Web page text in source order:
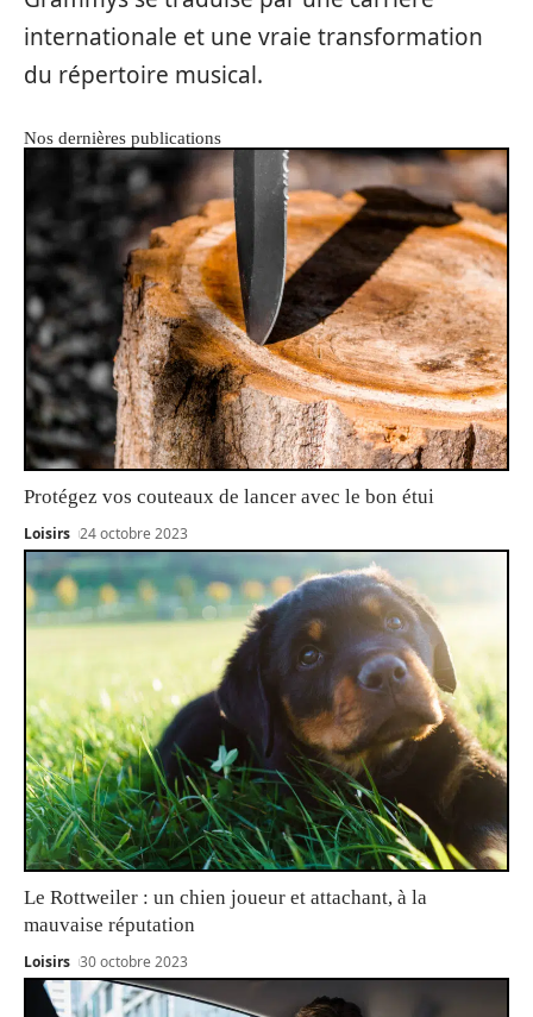
internationale et une vraie transformation
du répertoire musical.
Nos dernières publications
Protégez vos couteaux de lancer avec le bon étui
Loisirs 24 octobre 2023
Le Rottweiler : un chien joueur et attachant, à la
mauvaise réputation
Loisirs 30 octobre 2023